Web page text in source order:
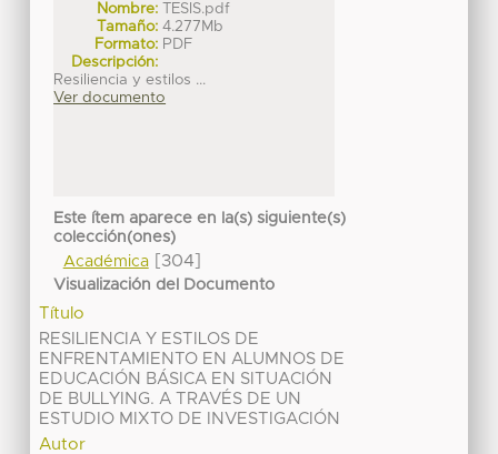
Nombre:
TESIS.pdf
Tamaño: 4.277Mb
Formato: PDF
Descripción:
Resiliencia y estilos ...
Ver documento
Este ítem aparece en la(s) siguiente(s)
colección(ones)
Académica[304]
Visualización del Documento
Título
RESILIENCIA Y ESTILOS DE
ENFRENTAMIENTO EN ALUMNOS DE
EDUCACIÓN BÁSICA EN SITUACIÓN
DE BULLYING. A TRAVÉS DE UN
ESTUDIO MIXTO DE INVESTIGACIÓN
Autor